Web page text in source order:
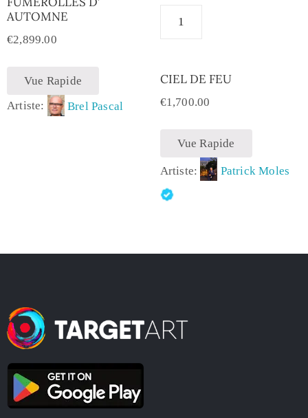
AUTOMNE
€2,899.00
Vue Rapide
Artiste:
Brel Pascal
CIEL DE FEU
€1,700.00
Vue Rapide
Artiste: Patrick Moles